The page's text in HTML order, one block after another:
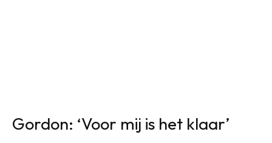
Gordon: ‘Voor mij is het klaar’